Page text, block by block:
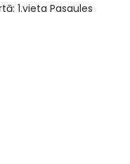
1.vieta Pasaules